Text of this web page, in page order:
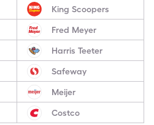
King Scoopers
Fred Meyer
Harris Teeter
Safeway
Meijer
Costco